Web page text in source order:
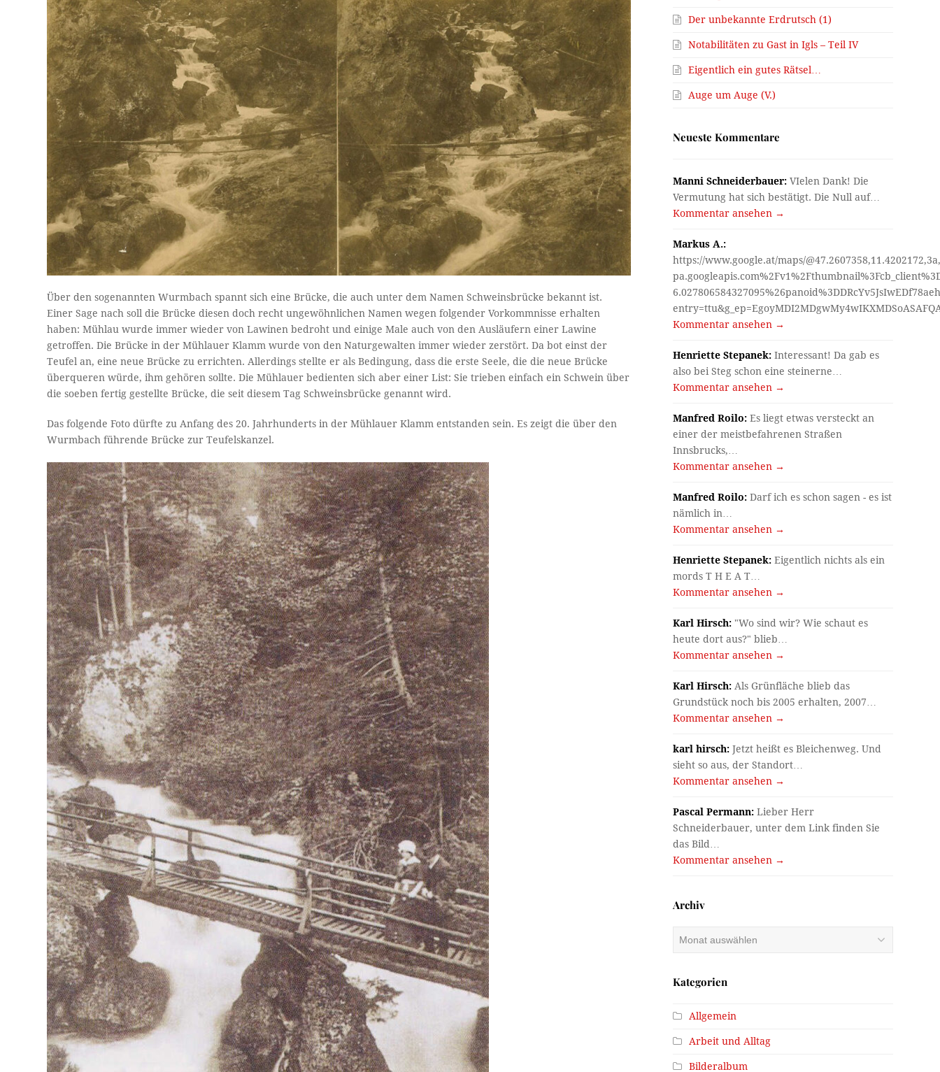
Über den sogenannten Wurmbach spannt sich eine Brücke, die auch unter dem Namen Schweinsbrücke bekannt ist.
Einer Sage nach soll die Brücke diesen doch recht ungewöhnlichen Namen wegen folgender Vorkommnisse erhalten
haben: Mühlau wurde immer wieder von Lawinen bedroht und einige Male auch von den Ausläufern einer Lawine
getroffen. Die Brücke in der Mühlauer Klamm wurde von den Naturgewalten immer wieder zerstört. Da bot einst der
Teufel an, eine neue Brücke zu errichten. Allerdings stellte er als Bedingung, dass die erste Seele, die die neue Brücke
überqueren würde, ihm gehören sollte. Die Mühlauer bedienten sich aber einer List: Sie trieben einfach ein Schwein über
die soeben fertig gestellte Brücke, die seit diesem Tag Schweinsbrücke genannt wird.
Das folgende Foto dürfte zu Anfang des 20. Jahrhunderts in der Mühlauer Klamm entstanden sein. Es zeigt die über den
Wurmbach führende Brücke zur Teufelskanzel.
Der unbekannte Erdrutsch (1)
Notabilitäten zu Gast in Igls – Teil IV
Eigentlich ein gutes Rätsel…
Auge um Auge (V.)
Neueste Kommentare
Manni Schneiderbauer: VIelen Dank! Die
Vermutung hat sich bestätigt. Die Null auf…
Kommentar ansehen →
Markus A.:
https://www.google.at/maps/
Kommentar ansehen →
Henriette Stepanek: Interessant! Da gab es
also bei Steg schon eine steinerne…
Kommentar ansehen →
Manfred Roilo: Es liegt etwas versteckt an
einer der meistbefahrenen Straßen
Innsbrucks,…
Kommentar ansehen →
Manfred Roilo: Darf ich es schon sagen - es ist
nämlich in…
Kommentar ansehen →
Henriette Stepanek: Eigentlich nichts als ein
mords T H E A T…
Kommentar ansehen →
Karl Hirsch: "Wo sind wir? Wie schaut es
heute dort aus?" blieb…
Kommentar ansehen →
Karl Hirsch: Als Grünfläche blieb das
Grundstück noch bis 2005 erhalten, 2007…
Kommentar ansehen →
karl hirsch: Jetzt heißt es Bleichenweg. Und
sieht so aus, der Standort…
Kommentar ansehen →
Pascal Permann: Lieber Herr
Schneiderbauer, unter dem Link finden Sie
das Bild…
Kommentar ansehen →
Archiv
Kategorien
Allgemein
Arbeit und Alltag
Bilderalbum